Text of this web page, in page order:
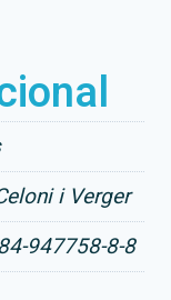
i Verger
947758-8-8